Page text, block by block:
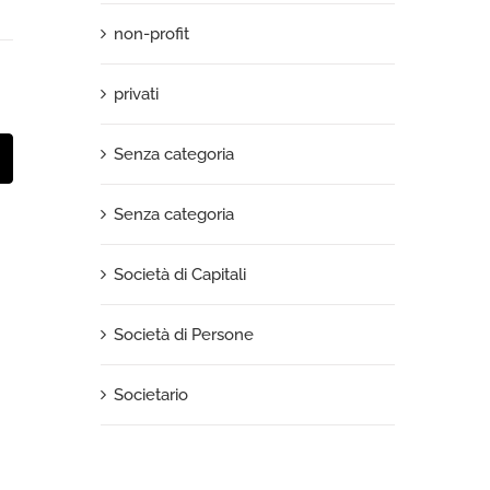
non-profit
privati
Senza categoria
Senza categoria
Società di Capitali
Società di Persone
Societario